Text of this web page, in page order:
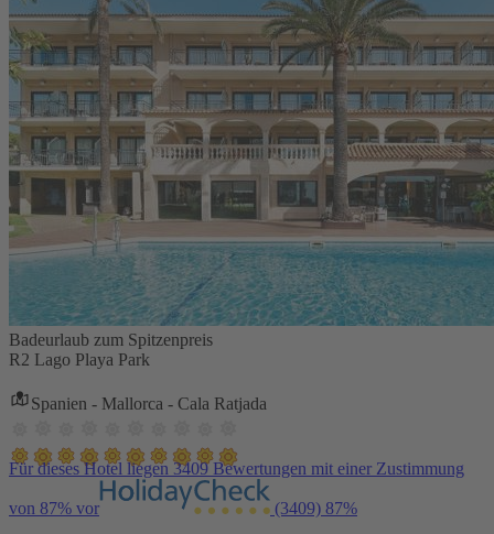
Badeurlaub zum Spitzenpreis
R2 Lago Playa Park
Spanien - Mallorca - Cala Ratjada
Für dieses Hotel liegen 3409 Bewertungen mit einer Zustimmung
von 87% vor (3409) 87%